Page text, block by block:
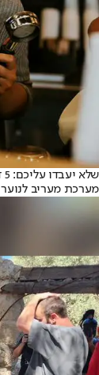
שלא יעבדו עליכם: 5 דברים שאתם חייבים לדעת לפני המשמרת הבאה
מערכת מעריב לנוער